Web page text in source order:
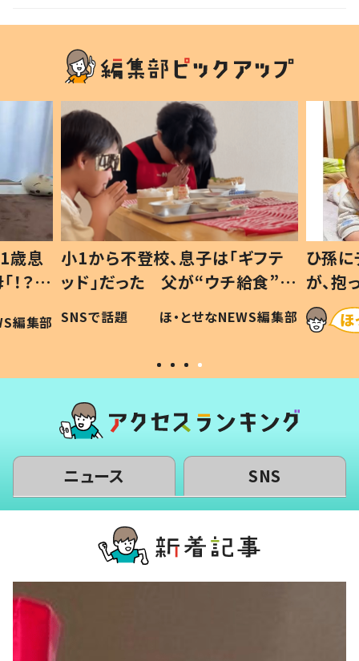
歳息
？」
編集部
小1から不登校、息子は「ギフテ
ッド」だった 父が“ウチ給食”を
作り続ける理由とは #令和の親
#令和の子
SNSで話題 ほ・とせなNEWS編集部
ひ孫
が、
「涙が
い」
ニュース SNS